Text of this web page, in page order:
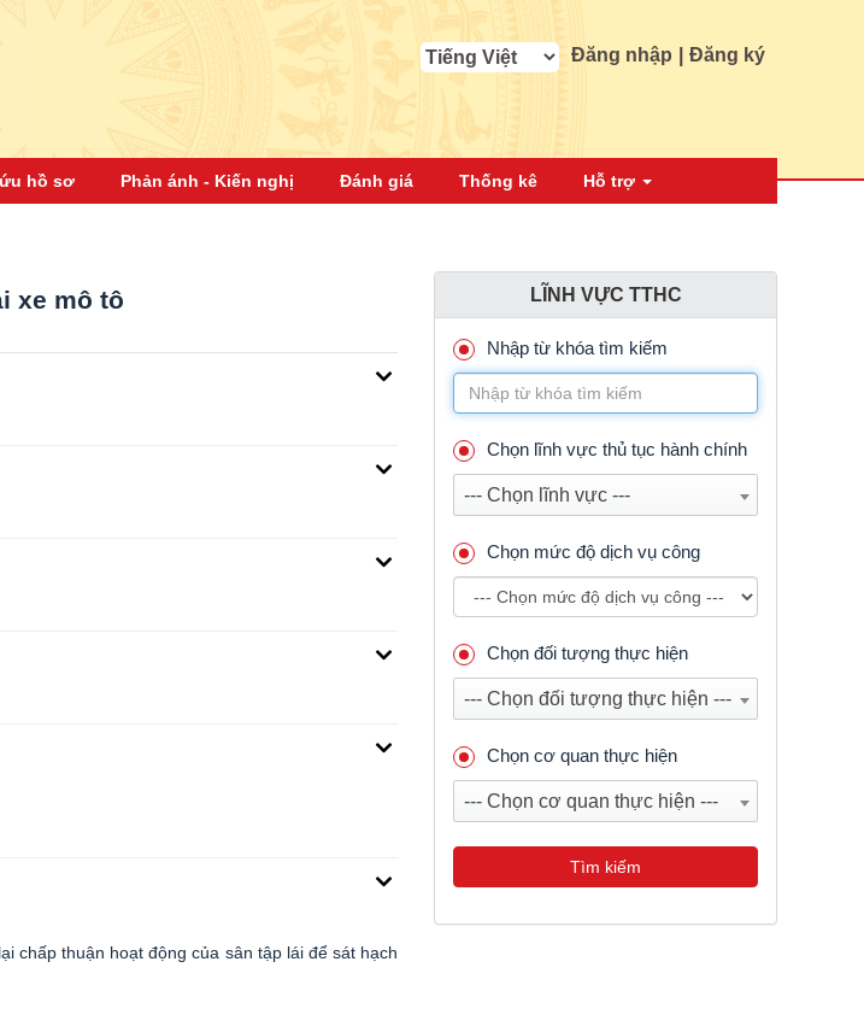
Đăng nhập Đăng ký
hồ sơ Phản ánh - Kiến nghị Đánh giá Thống kê Hỗ trợ
LĨNH VỰC TTHC
Nhập từ khóa tìm kiếm
Chọn lĩnh vực thủ tục hành chính
--- Chọn lĩnh vực ---
Chọn mức độ dịch vụ công
Chọn đối tượng thực hiện
--- Chọn đối tượng thực hiện ---
Chọn cơ quan thực hiện
--- Chọn cơ quan thực hiện ---
Tìm kiếm
xe mô tô
chấp thuận hoạt động của sân tập lái để sát hạch